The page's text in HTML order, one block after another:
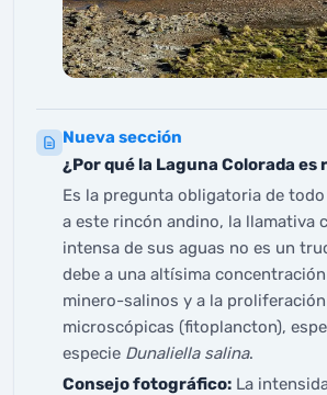
Nueva sección
¿Por qué la Laguna Colorada es
Es la pregunta obligatoria de
a este rincón andino, la llamativa
intensa de sus aguas no es un
debe a una altísima
minero-salinos y a la proliferación
microscópicas (fitoplancton),
especie Dunaliella salina.
Consejo fotográfico: La